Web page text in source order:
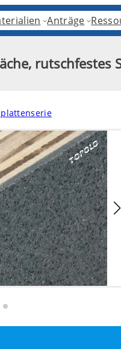
Anträge
rutschfestes